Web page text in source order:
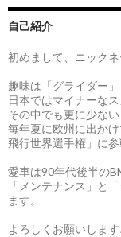
自己紹介
初めまして、ニック
趣味は「グライダー」
日本ではマイナーな
その中でも更に少な
毎年夏に欧州に出か
飛行世界選手権」に参
愛車は90年代後半の
「メンテナンス」と
ます。
よろしくお願いします